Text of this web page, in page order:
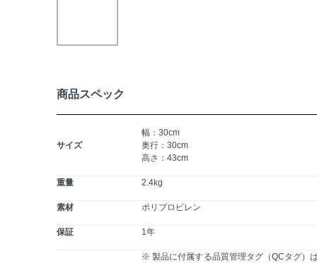
商品スペック
サイズ
幅：30cm
奥行：30cm
高さ：43cm
重量 2.4kg
素材 ポリプロピレン
保証 1年
※ 製品に付属する品質管理タグ（QCタグ）